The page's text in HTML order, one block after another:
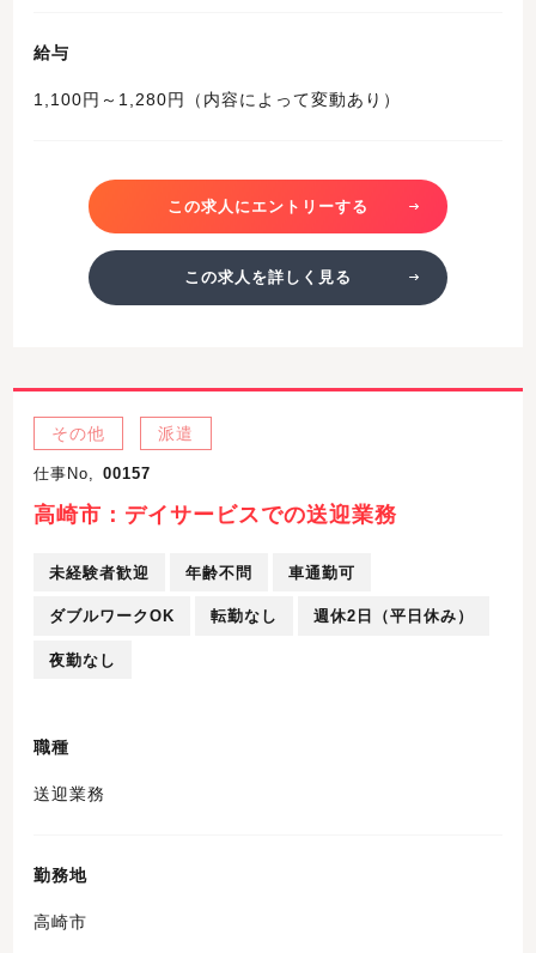
給与
1,100円～1,280円（内容によって変動あり）
この求人にエントリーする
この求人を詳しく見る
その他 派遣
仕事No, 00157
高崎市：デイサービスでの送迎業務
未経験者歓迎 年齢不問 車通勤可
ダブルワークOK 転勤なし 週休2日（平日休み）
夜勤なし
職種
送迎業務
勤務地
高崎市